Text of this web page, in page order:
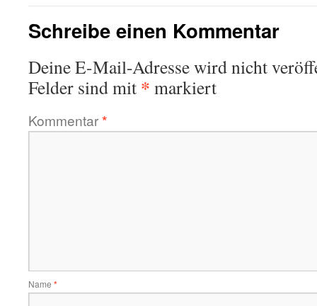
Schreibe einen Kommentar
Deine E-Mail-Adresse wird nicht
Felder sind mit * markiert
Kommentar*
Name *